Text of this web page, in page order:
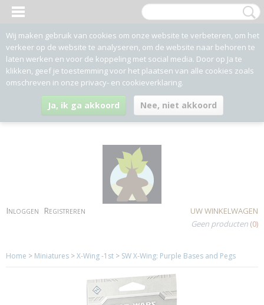
Inloggen Registreren
UW WINKELWAGEN
Geen producten (0)
Home > Miniatures >X-Wing -1st > SW X-Wing: Purple Bases and Pegs
Wij maken gebruik van cookies om onze website te verbeteren, om het
verkeer op de website te analyseren, om de website naar behoren te
laten werken en voor de koppeling met social media. Door op Ja te
klikken, geef je toestemming voor het plaatsen van alle cookies zoals
omschreven in onze privacy- en cookieverklaring.
Ja, ik ga akkoord Nee, niet akkoord